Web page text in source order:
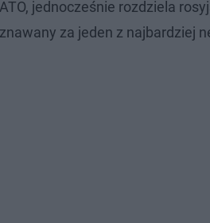
jednocześnie rozdziela
za jeden z najbardziej